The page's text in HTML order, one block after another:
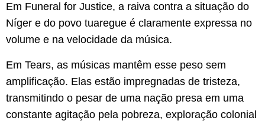
Em Funeral for Justice, a raiva contra a situação do
Níger e do povo tuaregue é claramente expressa no
volume e na velocidade da música.
Em Tears, as músicas mantêm esse peso sem
amplificação. Elas estão impregnadas de tristeza,
transmitindo o pesar de uma nação presa em uma
constante agitação pela pobreza, exploração colonial